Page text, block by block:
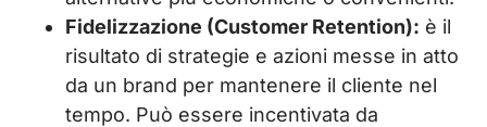
Fidelizzazione (Customer Retention): è il
risultato di strategie e azioni messe in atto
da un brand per mantenere il cliente nel
tempo. Può essere incentivata da